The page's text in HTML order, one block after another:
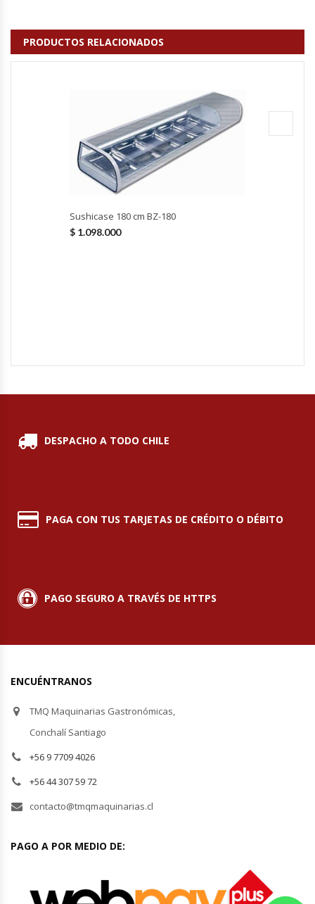
Laminadora De Masas
Licuadoras Industriales
Mesones De Trabajo
Mesones Refrigerados
Ofertas Del Mes
Ovilladoras – Divisoras De Masa
Picador De Hielo
Rallador De Pan
Rebanadoras De Pan De Molde
PRODUCTOS RELACIONADOS
Sushicase 180 cm BZ-180
$ 1.098.000
DESPACHO A TODO CHILE
PAGA CON TUS TARJETAS DE CRÉDITO O DÉBITO
PAGO SEGURO A TRAVÉS DE HTTPS
ENCUÉNTRANOS
TMQ Maquinarias Gastronómicas,
Conchalí Santiago
+56 9 7709 4026
+56 44 307 59 72
contacto@tmqmaquinarias.cl
PAGO A POR MEDIO DE: